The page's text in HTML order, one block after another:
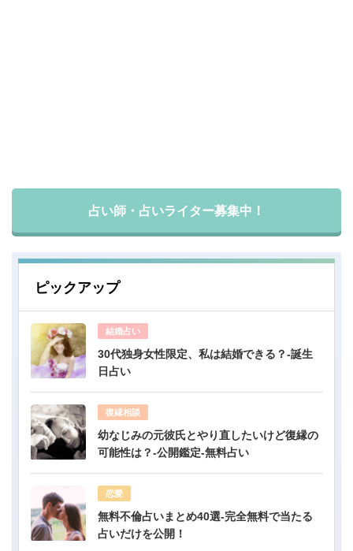
占い師・占いライター募集中！
ピックアップ
結婚占い
30代独身女性限定、私は結婚できる？-誕生
日占い
復縁相談
幼なじみの元彼氏とやり直したいけど復縁の
可能性は？-公開鑑定-無料占い
恋愛
無料不倫占いまとめ40選-完全無料で当たる
占いだけを公開！